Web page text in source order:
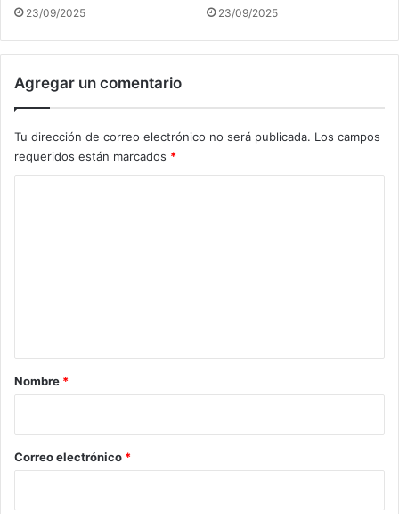
23/09/2025 23/09/2025
Agregar un comentario
Tu dirección de correo electrónico no será publicada. Los campos
requeridos están marcados *
r
*
Nombre *
Correo electrónico *